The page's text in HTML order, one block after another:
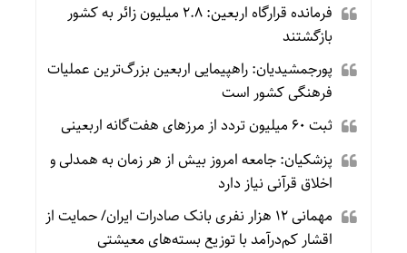
فرمانده قرارگاه اربعین: ۲.۸ میلیون زائر به کشور
بازگشتند
پورجمشیدیان: راهپیمایی اربعین بزرگ‌ترین عملیات
فرهنگی کشور است
ثبت ۶۰ میلیون تردد از مرزهای هفت‌گانه اربعینی
پزشکیان: جامعه امروز بیش از هر زمان به همدلی و
اخلاق قرآنی نیاز دارد
مهمانی ۱۲ هزار نفری بانک صادرات ایران/ حمایت از
اقشار کم‌درآمد با توزیع بسته‌های معیشتی